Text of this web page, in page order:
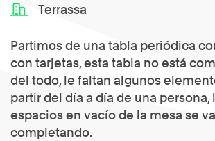
Terrassa
Partimos de una tabla periódica
con tarjetas, esta tabla no está
del todo, le faltan algunos
partir del día a día de una persona,
espacios en vacío de la mesa se
completando.